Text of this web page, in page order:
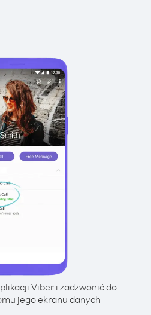
Viber i zadzwonić do
jego ekranu danych